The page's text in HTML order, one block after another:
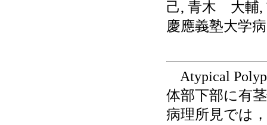
己, 青木 大輔
慶應義塾大学
Atypical
体部下部に有
病理所見では